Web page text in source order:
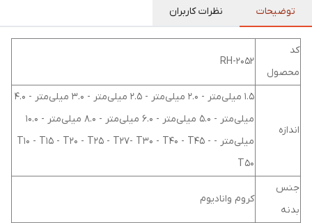
توضیحات نظرات کاربران
کد
محصول
RH-2052
اندازه
1.5 میلی‌متر - 2.0 میلی‌متر - 2.5 میلی‌متر - 3.0 میلی‌متر - 4.0
میلی‌متر - 5.0 میلی‌متر - 6.0 میلی‌متر - 8.0 میلی‌متر - 10.0
میلی‌متر - T10 - T15 - T20 - T25 - T27- T30 - T40 - T45 -
T50
جنس
بدنه
کروم وانادیوم